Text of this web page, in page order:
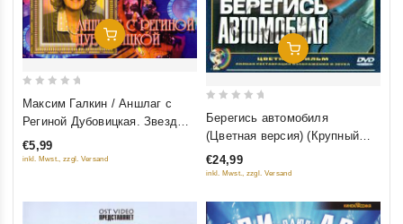
Добавить В Корзину
5
Максим Галкин / Аншлаг с
Региной Дубовицкая. Звезды
российского юмора
€5,99
inkl. Mwst., zzgl. Versand
Добавить В Корзину
out
5
Берегись автомобиля
(Цветная версия) (Крупный
план) (2 DVD)
€24,99
inkl. Mwst., zzgl. Versand